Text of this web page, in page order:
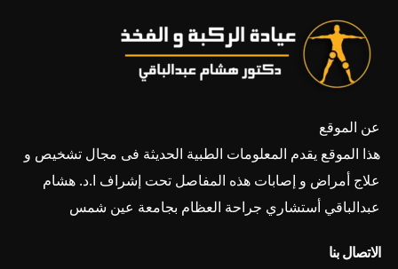
عن الموقع
هذا الموقع يقدم المعلومات الطبية الحديثة فى مجال تشخيص و
علاج أمراض و إصابات هذه المفاصل تحت إشراف ا.د. هشام
عبدالباقي أستشاري جراحة العظام بجامعة عين شمس
الاتصال بنا